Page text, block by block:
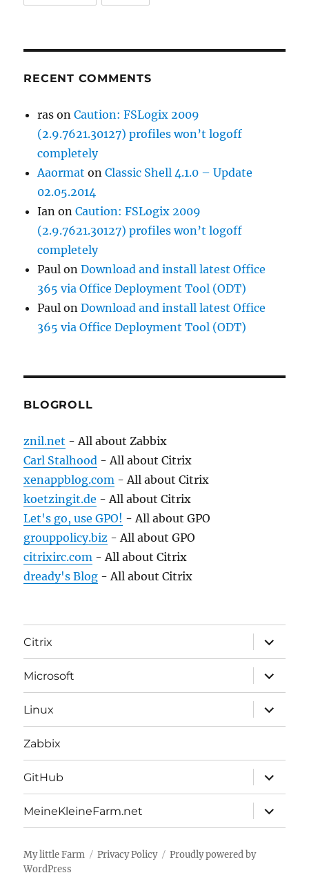
RECENT COMMENTS
ras onCaution: FSLogix 2009
(2.9.7621.30127) profiles won’t logoff
completely
Aaormat onClassic Shell 4.1.0 – Update
02.05.2014
Ian onCaution: FSLogix 2009
(2.9.7621.30127) profiles won’t logoff
completely
Paul onDownload and install latest Office
365 via Office Deployment Tool (ODT)
Paul onDownload and install latest Office
365 via Office Deployment Tool (ODT)
BLOGROLL
znil.net - All about Zabbix
Carl Stalhood - All about Citrix
xenappblog.com - All about Citrix
koetzingit.de - All about Citrix
Let's go, use GPO! - All about GPO
grouppolicy.biz - All about GPO
citrixirc.com - All about Citrix
dready's Blog - All about Citrix
Citrix
expand
child
menu
Microsoft
expand
child
menu
Linux
expand
child
menu
Zabbix
GitHub
expand
child
menu
MeineKleineFarm.net
expand
child
menu
My little Farm Privacy Policy
Proudly powered by
WordPress